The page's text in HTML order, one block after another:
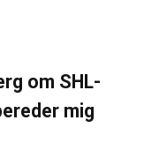
om SHL-
mig